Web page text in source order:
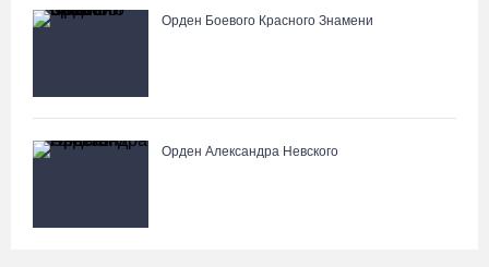
Орден Боевого Красного Знамени
Орден Александра Невского